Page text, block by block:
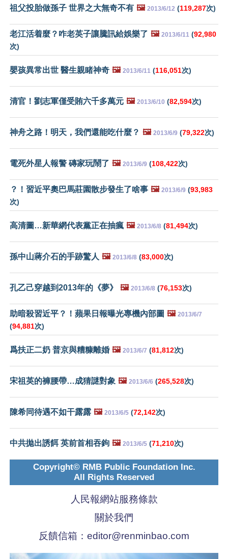
祖父投胎做孫子 世界之大無奇不有 🖼️ 2013/6/12 (119,287次)
老江活着麼？咋老英子讓騰訊給娛樂了 🖼️ 2013/6/11 (92,980
次)
嬰孩異常出世 醫生親睹神奇 🖼️ 2013/6/11 (116,051次)
清官！劉志軍僅受賄六千多萬元 🖼️ 2013/6/10 (82,594次)
神舟之路！明天，我們還能吃什麼？ 🖼️ 2013/6/9 (79,322次)
電死外星人報警 磚家玩鬧了 🖼️ 2013/6/9 (108,422次)
？！習近平奧巴馬莊園散步發生了啥事 🖼️ 2013/6/9 (93,983
次)
高清圖…新華網代表黨正在抽瘋 🖼️ 2013/6/8 (81,494次)
孫中山蔣介石的手跡驚人 🖼️ 2013/6/8 (83,000次)
孔乙己穿越到2013年的《夢》 🖼️ 2013/6/8 (76,153次)
助暗殺習近平？！蘋果日報曝光專機內部圖 🖼️ 2013/6/7
(94,881次)
爲扶正二奶 普京與糟糠離婚 🖼️ 2013/6/7 (81,812次)
宋祖英的褲腰帶…成猜謎對象 🖼️ 2013/6/6 (265,528次)
陳希同待遇不如干露露 🖼️ 2013/6/5 (72,142次)
中共拋出誘餌 英前首相吞鉤 🖼️ 2013/6/5 (71,210次)
Copyright© RMB Public Foundation Inc.
All Rights Reserved
人民報網站服務條款
關於我們
反饋信箱： editor@renminbao.com